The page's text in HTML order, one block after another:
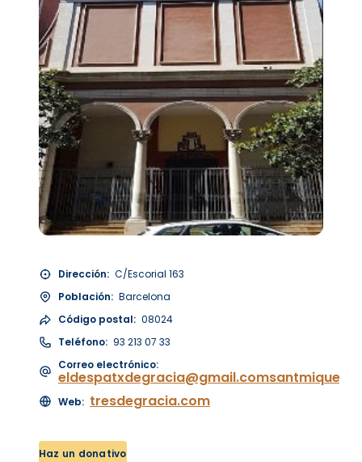
Dirección: C/Escorial 163
Población: Barcelona
Código postal: 08024
Teléfono: 93 213 07 33
Correo electrónico:
Web: tresdegracia.com
Haz un donativo